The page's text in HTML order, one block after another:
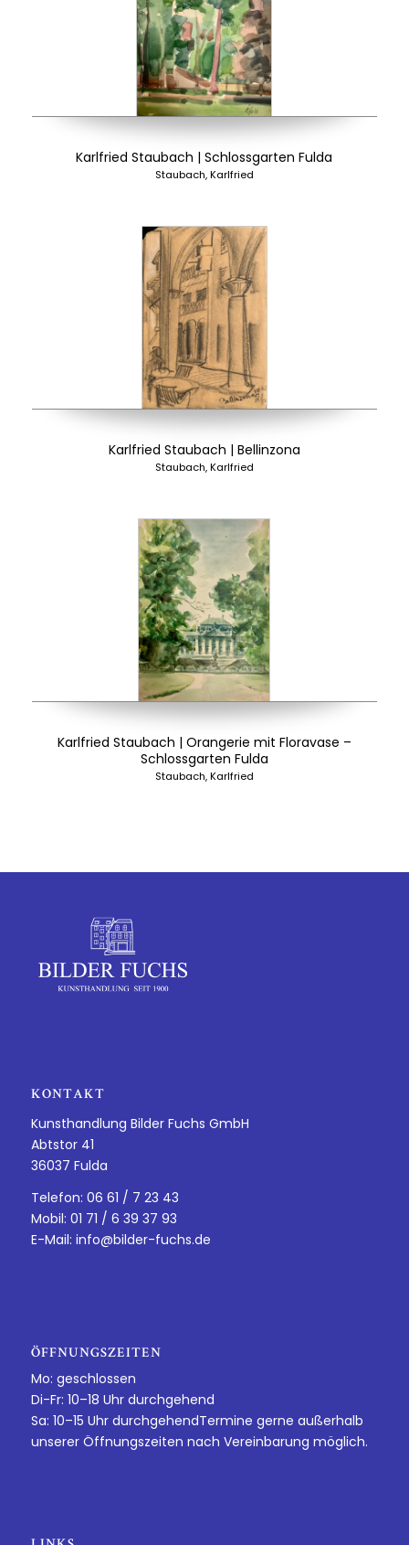
Karlfried Staubach | Schlossgarten Fulda
Staubach, Karlfried
Karlfried Staubach | Bellinzona
Staubach, Karlfried
Karlfried Staubach | Orangerie mit Floravase –
Schlossgarten Fulda
Staubach, Karlfried
KONTAKT
Kunsthandlung Bilder Fuchs GmbH
Abtstor 41
36037 Fulda
Telefon: 06 61 / 7 23 43
Mobil: 01 71 / 6 39 37 93
E-Mail: info@bilder-fuchs.de
ÖFFNUNGSZEITEN
Mo: geschlossen
Di-Fr: 10–18 Uhr durchgehend
Sa: 10–15 Uhr durchgehendTermine gerne außerhalb
unserer Öffnungszeiten nach Vereinbarung möglich.